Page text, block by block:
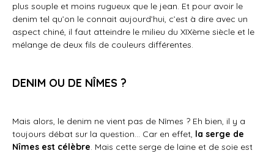
plus souple et moins rugueux que le jean. Et pour avoir le
denim tel qu’on le connait aujourd’hui, c’est à dire avec un
aspect chiné, il faut atteindre le milieu du XIXème siècle et le
mélange de deux fils de couleurs différentes.
DENIM OU DE NÎMES ?
Mais alors, le denim ne vient pas de Nîmes ? Eh bien, il y a
toujours débat sur la question… Car en effet, la serge de
Nîmes est célèbre. Mais cette serge de laine et de soie est